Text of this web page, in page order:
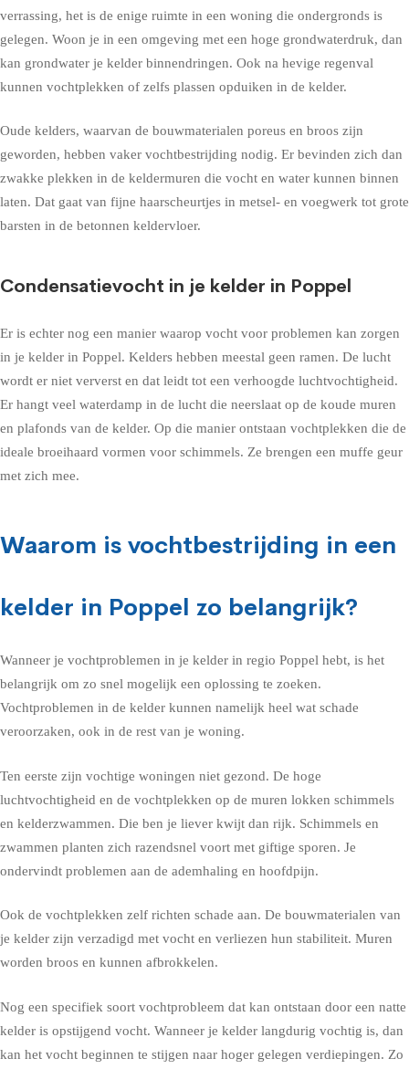
verrassing, het is de enige ruimte in een woning die ondergronds is
gelegen. Woon je in een omgeving met een hoge grondwaterdruk, dan
kan grondwater je kelder binnendringen. Ook na hevige regenval
kunnen vochtplekken of zelfs plassen opduiken in de kelder.
Oude kelders, waarvan de bouwmaterialen poreus en broos zijn
geworden, hebben vaker vochtbestrijding nodig. Er bevinden zich dan
zwakke plekken in de keldermuren die vocht en water kunnen binnen
laten. Dat gaat van fijne haarscheurtjes in metsel- en voegwerk tot grote
barsten in de betonnen keldervloer.
Condensatievocht in je kelder in Poppel
Er is echter nog een manier waarop vocht voor problemen kan zorgen
in je kelder in Poppel. Kelders hebben meestal geen ramen. De lucht
wordt er niet ververst en dat leidt tot een verhoogde luchtvochtigheid.
Er hangt veel waterdamp in de lucht die neerslaat op de koude muren
en plafonds van de kelder. Op die manier ontstaan vochtplekken die de
ideale broeihaard vormen voor schimmels. Ze brengen een muffe geur
met zich mee.
Waarom is vochtbestrijding in een
kelder in Poppel zo belangrijk?
Wanneer je vochtproblemen in je kelder in regio Poppel hebt, is het
belangrijk om zo snel mogelijk een oplossing te zoeken.
Vochtproblemen in de kelder kunnen namelijk heel wat schade
veroorzaken, ook in de rest van je woning.
Ten eerste zijn vochtige woningen niet gezond. De hoge
luchtvochtigheid en de vochtplekken op de muren lokken schimmels
en kelderzwammen. Die ben je liever kwijt dan rijk. Schimmels en
zwammen planten zich razendsnel voort met giftige sporen. Je
ondervindt problemen aan de ademhaling en hoofdpijn.
Ook de vochtplekken zelf richten schade aan. De bouwmaterialen van
je kelder zijn verzadigd met vocht en verliezen hun stabiliteit. Muren
worden broos en kunnen afbrokkelen.
Nog een specifiek soort vochtprobleem dat kan ontstaan door een natte
kelder is opstijgend vocht. Wanneer je kelder langdurig vochtig is, dan
kan het vocht beginnen te stijgen naar hoger gelegen verdiepingen. Zo